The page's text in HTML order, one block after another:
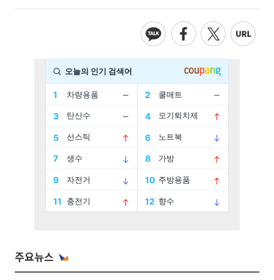
주요뉴스